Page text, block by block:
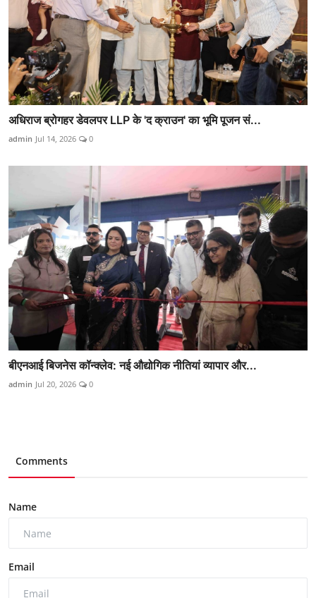
अधिराज ब्रोगहर डेवलपर LLP के 'द क्राउन' का भूमि पूजन सं...
admin Jul 14, 2026 0
बीएनआई बिजनेस कॉन्क्लेव: नई औद्योगिक नीतियां व्यापार और...
admin Jul 20, 2026 0
Comments
Name
Email